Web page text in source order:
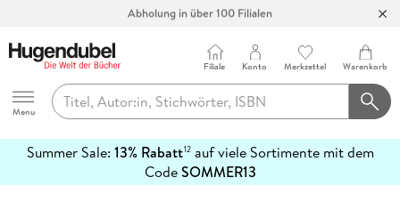
Abholung in über 100 Filialen
Hugendubel
Menu
Filiale Konto Merkzettel Warenkorb
Summer Sale: 13% Rabatt12auf viele Sortimente mit dem
CodeSOMMER13
erfahren